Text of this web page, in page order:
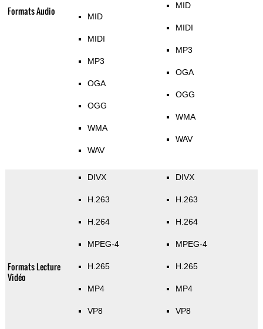
Formats Audio MID
MIDI
MP3
OGA
OGG
WMA
WAV
MID
MIDI
MP3
OGA
OGG
WMA
WAV
Formats Lecture
Vidéo
DIVX
H.263
H.264
MPEG-4
H.265
MP4
VP8
DIVX
H.263
H.264
MPEG-4
H.265
MP4
VP8